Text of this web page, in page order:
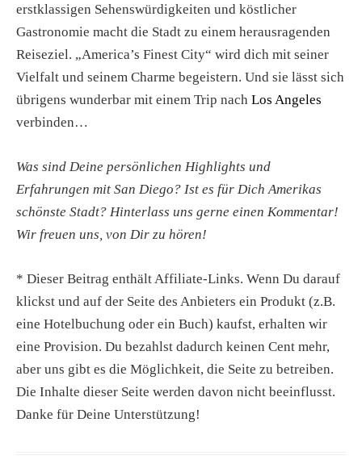
erstklassigen Sehenswürdigkeiten und köstlicher
Gastronomie macht die Stadt zu einem herausragenden
Reiseziel. „America’s Finest City“ wird dich mit seiner
Vielfalt und seinem Charme begeistern. Und sie lässt sich
übrigens wunderbar mit einem Trip nach Los Angeles
verbinden…
Was sind Deine persönlichen Highlights und
Erfahrungen mit San Diego? Ist es für Dich Amerikas
schönste Stadt? Hinterlass uns gerne einen Kommentar!
Wir freuen uns, von Dir zu hören!
* Dieser Beitrag enthält Affiliate-Links. Wenn Du darauf
klickst und auf der Seite des Anbieters ein Produkt (z.B.
eine Hotelbuchung oder ein Buch) kaufst, erhalten wir
eine Provision. Du bezahlst dadurch keinen Cent mehr,
aber uns gibt es die Möglichkeit, die Seite zu betreiben.
Die Inhalte dieser Seite werden davon nicht beeinflusst.
Danke für Deine Unterstützung!